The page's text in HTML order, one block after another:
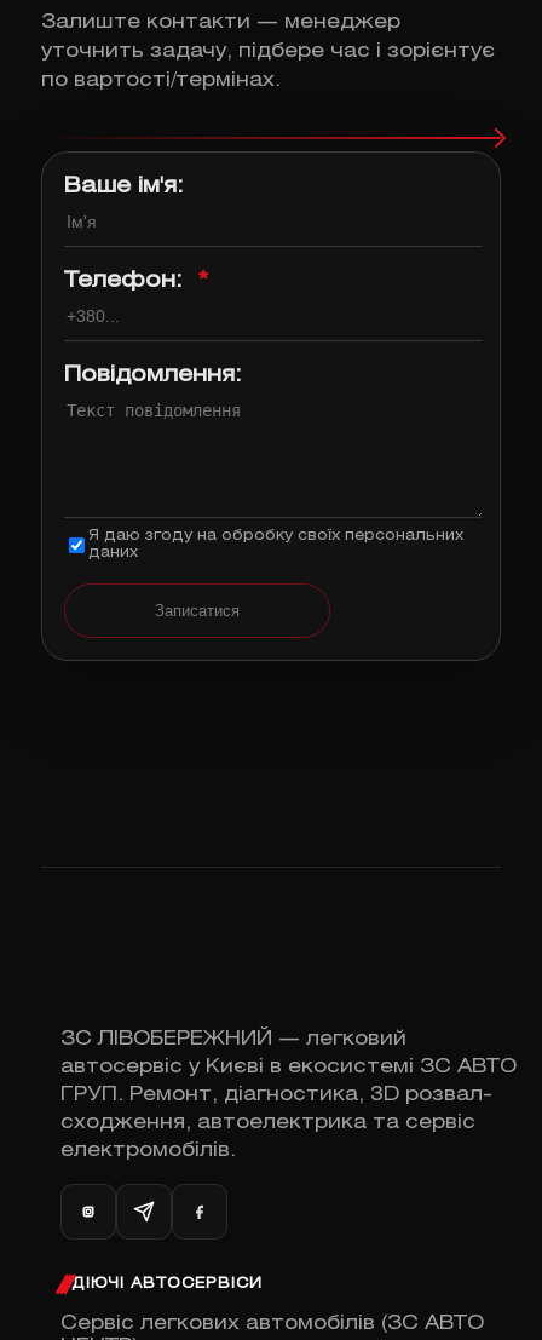
Залиште контакти — менеджер
уточнить задачу, підбере час і зорієнтує
по вартості/термінах.
Ваше ім'я:
Телефон: *
Повідомлення:
Я даю згоду на обробку своїх персональних
даних
Записатися
ЗС ЛІВОБЕРЕЖНИЙ — легковий
автосервіс у Києві в екосистемі ЗС АВТО
ГРУП. Ремонт, діагностика, 3D розвал-
сходження, автоелектрика та сервіс
електромобілів.
ДІЮЧІ АВТОСЕРВІСИ
Сервіс легкових автомобілів (ЗС АВТО